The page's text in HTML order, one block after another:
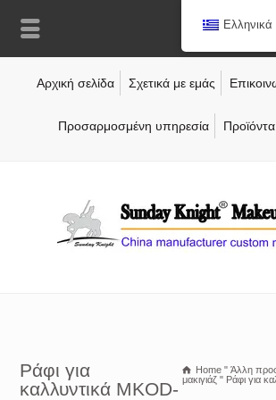
Αρχική σελίδα Σχετικά με εμάς
Προσαρμοσμένη υπηρεσία Προϊόντα
Ράφι για
καλλυντικά MKOD-
Home " Άλλη
μακιγιάζ " Ράφι για
Ελληνικά